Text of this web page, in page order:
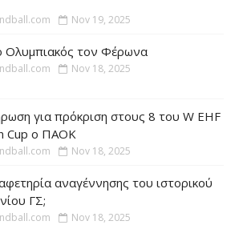
Nov 19, 2025
Ολυμπιακός τον Φέρωνα
Nov 18, 2025
για πρόκριση στους 8 του W EHF
Cup ο ΠΑΟΚ
Nov 18, 2025
αναγέννησης του ιστορικού
ΓΣ;
Nov 18, 2025